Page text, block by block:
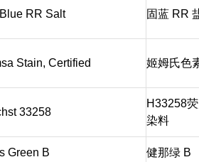
RR Salt 固蓝 RR
Stain, Certified 姬姆氏色
33258
H33258
染料
Green B 健那绿 B